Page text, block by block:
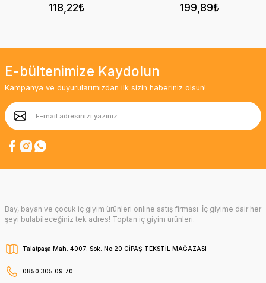
118,22₺ 199,89₺
E-bültenimize Kaydolun
Kampanya ve duyurularımızdan ilk sizin haberiniz olsun!
Bay, bayan ve çocuk iç giyim ürünleri online satış firması. İç giyime dair her
şeyi bulabileceğiniz tek adres! Toptan iç giyim ürünleri.
Talatpaşa Mah. 4007. Sok. No:20 GİPAŞ TEKSTİL MAĞAZASI
0850 305 09 70